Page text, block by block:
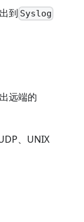
到 Syslog
远端的
、UNIX